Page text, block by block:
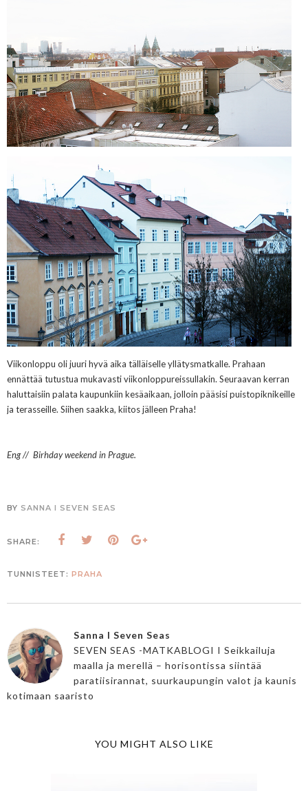
Viikonloppu oli juuri hyvä aika tälläiselle yllätysmatkalle. Prahaan
ennättää tutustua mukavasti viikonloppureissullakin. Seuraavan kerran
haluttaisiin palata kaupunkiin kesäaikaan, jolloin pääsisi puistopiknikeille
ja terasseille. Siihen saakka, kiitos jälleen Praha!
Eng // Birhday weekend in Prague.
BY SANNA I SEVEN SEAS
SHARE:
TUNNISTEET: PRAHA
Sanna I Seven Seas
SEVEN SEAS -MATKABLOGI I Seikkailuja
maalla ja merellä – horisontissa siintää
paratiisirannat, suurkaupungin valot ja kaunis
kotimaan saaristo
YOU MIGHT ALSO LIKE